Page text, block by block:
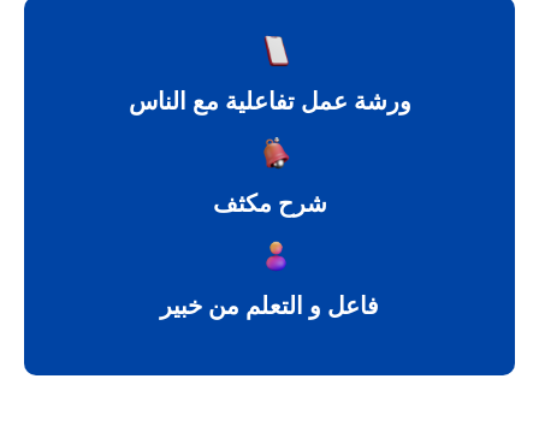
ورشة عمل تفاعلية مع الناس
شرح مكثف
فاعل و التعلم من خبير